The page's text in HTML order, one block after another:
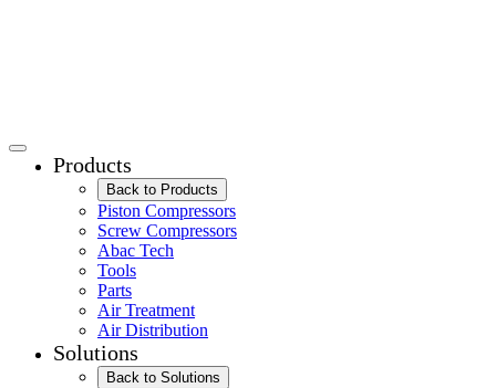
Products
Back to Products
Piston Compressors
Screw Compressors
Abac Tech
Tools
Parts
Air Treatment
Air Distribution
Solutions
Back to Solutions